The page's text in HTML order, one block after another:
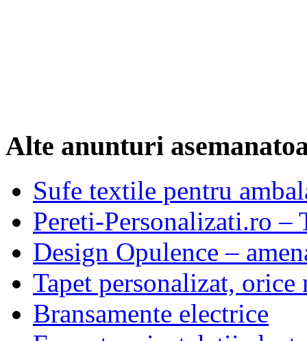
Alte anunturi
Sufe textile pentru
Pereti-Personalizati.ro –
Design Opulence –
Tapet personalizat,
Bransamente electrice